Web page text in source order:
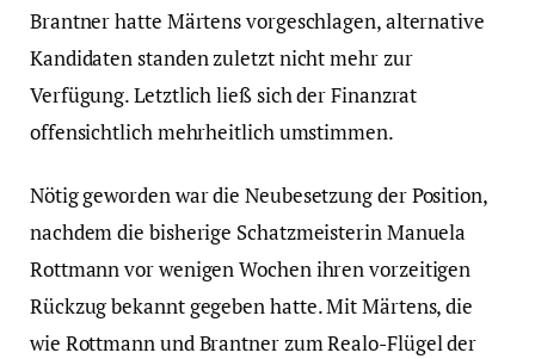
Brantner hatte Märtens vorgeschlagen, alternative
Kandidaten standen zuletzt nicht mehr zur
Verfügung. Letztlich ließ sich der Finanzrat
offensichtlich mehrheitlich umstimmen.
Nötig geworden war die Neubesetzung der Position,
nachdem die bisherige Schatzmeisterin Manuela
Rottmann vor wenigen Wochen ihren vorzeitigen
Rückzug bekannt gegeben hatte. Mit Märtens, die
wie Rottmann und Brantner zum Realo-Flügel der